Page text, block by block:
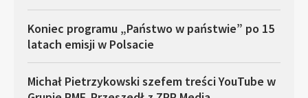
Koniec programu „Państwo w państwie” po 15
latach emisji w Polsacie
Michał Pietrzykowski szefem treści YouTube w